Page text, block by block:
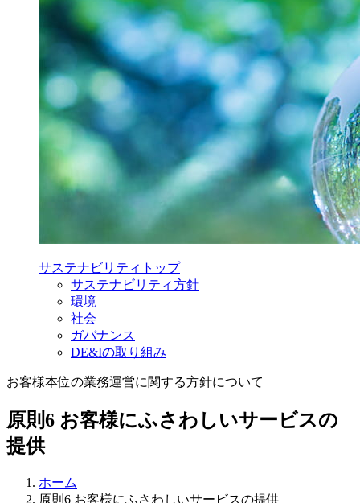
サステナビリティ トップ
サステナビリティ方針
環境
社会
ガバナンス
DE&Iの取り組み
お客様本位の業務運営に関する方針について
原則6 お客様にふさわしいサービスの
提供
ホーム
原則6 お客様にふさわしいサービスの提供